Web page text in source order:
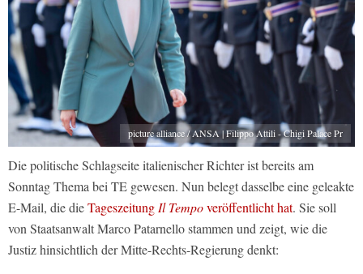
picture alliance / ANSA | Filippo Attili - Chigi Palace Pr
Die politische Schlagseite italienischer Richter ist bereits am
Sonntag Thema bei TE gewesen. Nun belegt dasselbe eine geleakte
E-Mail, die dieTageszeitung Il Tempoveröffentlicht hat. Sie soll
von Staatsanwalt Marco Patarnello stammen und zeigt, wie die
Justiz hinsichtlich der Mitte-Rechts-Regierung denkt: